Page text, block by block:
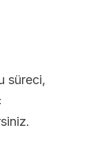
süreci,